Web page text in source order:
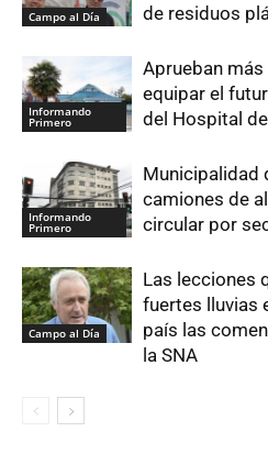
Campo al Día
de residuos
Informando
Primero
Aprueban
equipar el
del Hospital
Informando
Primero
Municipalidad
camiones de
circular por
Campo al Día
Las lecciones
fuertes lluvias
país las
la SNA